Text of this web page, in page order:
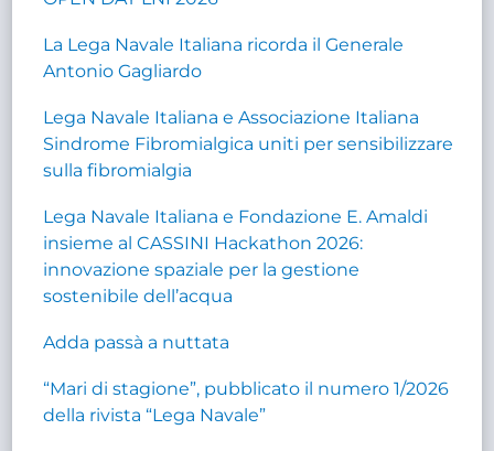
La Lega Navale Italiana ricorda il Generale
Antonio Gagliardo
Lega Navale Italiana e Associazione Italiana
Sindrome Fibromialgica uniti per sensibilizzare
sulla fibromialgia
Lega Navale Italiana e Fondazione E. Amaldi
insieme al CASSINI Hackathon 2026:
innovazione spaziale per la gestione
sostenibile dell’acqua
Adda passà a nuttata
“Mari di stagione”, pubblicato il numero 1/2026
della rivista “Lega Navale”